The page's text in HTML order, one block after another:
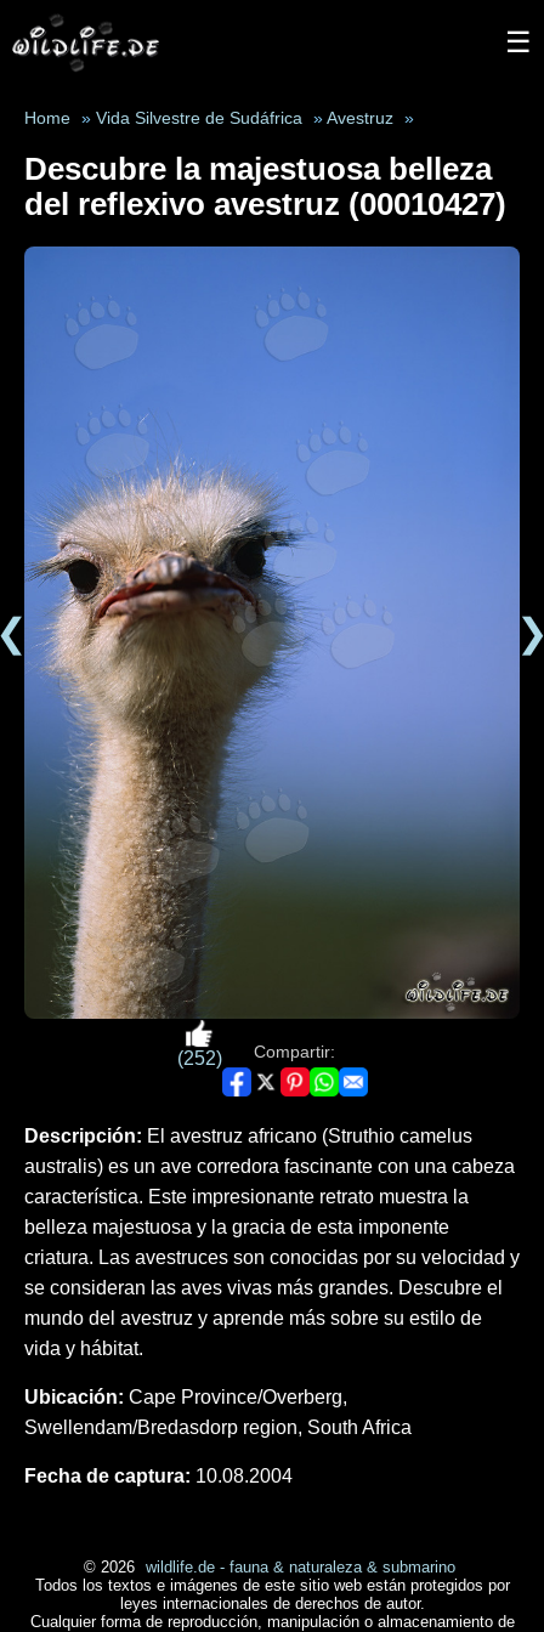
☰
Home » Vida Silvestre de Sudáfrica » Avestruz »
Descubre la majestuosa belleza
del reflexivo avestruz (00010427)
(252) Compartir:
Descripción: El avestruz africano (Struthio camelus
australis) es un ave corredora fascinante con una cabeza
característica. Este impresionante retrato muestra la
belleza majestuosa y la gracia de esta imponente
criatura. Las avestruces son conocidas por su velocidad y
se consideran las aves vivas más grandes. Descubre el
mundo del avestruz y aprende más sobre su estilo de
vida y hábitat.
Ubicación: Cape Province/Overberg,
Swellendam/Bredasdorp region, South Africa
Fecha de captura: 10.08.2004
© 2026 wildlife.de - fauna & naturaleza & submarino
Todos los textos e imágenes de este sitio web están protegidos por
leyes internacionales de derechos de autor.
Cualquier forma de reproducción, manipulación o almacenamiento de